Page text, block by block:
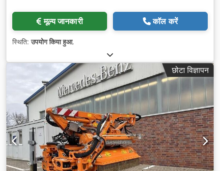
मूल्य जानकारी कॉल करें
स्थिति:उपयोग किया हुआ,
छोटा विज्ञापन